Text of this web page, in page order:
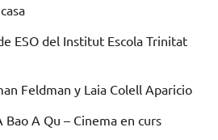
ESO del Institut Escola Trinitat
Feldman y Laia Colell Aparicio
Bao A Qu – Cinema en curs